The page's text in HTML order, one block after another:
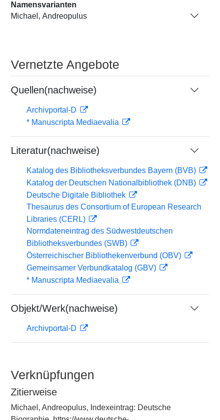
Namensvarianten
Michael, Andreopulus
Vernetzte Angebote
Quellen(nachweise)
Archivportal-D
* Manuscripta Mediaevalia
Literatur(nachweise)
Katalog des Bibliotheksverbundes Bayern (BVB)
Katalog der Deutschen Nationalbibliothek (DNB)
Deutsche Digitale Bibliothek
Thesaurus des Consortium of European Research
Libraries (CERL)
Normdateneintrag des Südwestdeutschen
Bibliotheksverbundes (SWB)
Österreichischer Bibliothekenverbund (OBV)
Gemeinsamer Verbundkatalog (GBV)
* Manuscripta Mediaevalia
Objekt/Werk(nachweise)
Archivportal-D
Verknüpfungen
Zitierweise
Michael, Andreopulus, Indexeintrag: Deutsche